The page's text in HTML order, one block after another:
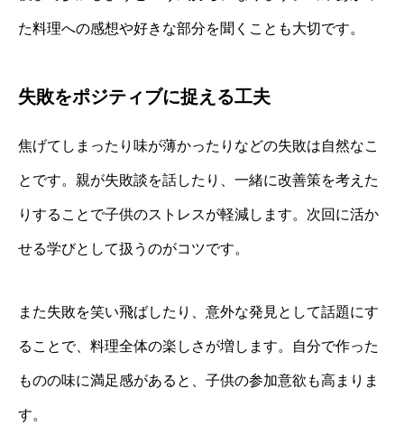
た料理への感想や好きな部分を聞くことも大切です。
失敗をポジティブに捉える工夫
焦げてしまったり味が薄かったりなどの失敗は自然なこ
とです。親が失敗談を話したり、一緒に改善策を考えた
りすることで子供のストレスが軽減します。次回に活か
せる学びとして扱うのがコツです。
また失敗を笑い飛ばしたり、意外な発見として話題にす
ることで、料理全体の楽しさが増します。自分で作った
ものの味に満足感があると、子供の参加意欲も高まりま
す。